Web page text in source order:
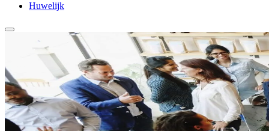
Huwelijk